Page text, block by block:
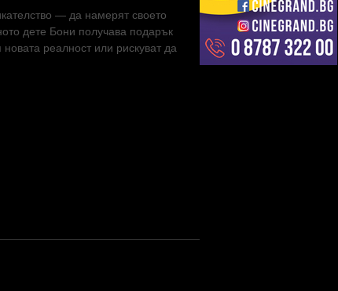
— да намерят своето
дете Бони получава подарък
реалност или рискуват да